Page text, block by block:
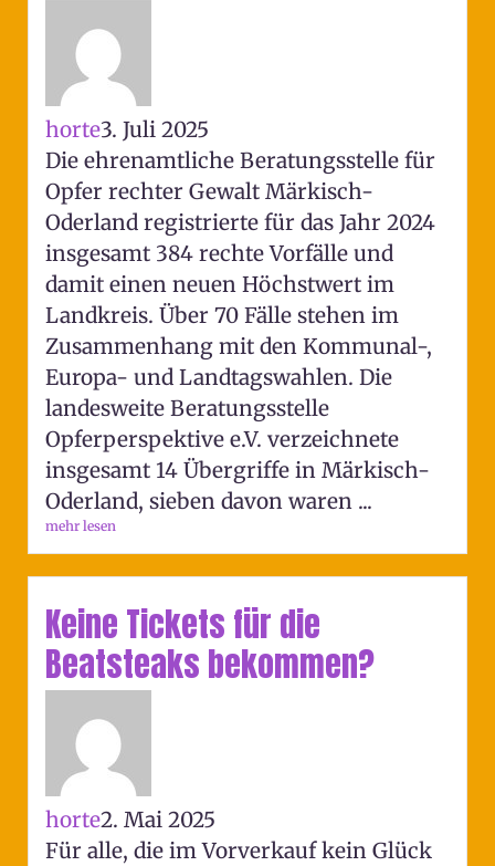
horte3. Juli 2025
Die ehrenamtliche Beratungsstelle für
Opfer rechter Gewalt Märkisch-
Oderland registrierte für das Jahr 2024
insgesamt 384 rechte Vorfälle und
damit einen neuen Höchstwert im
Landkreis. Über 70 Fälle stehen im
Zusammenhang mit den Kommunal-,
Europa- und Landtagswahlen. Die
landesweite Beratungsstelle
Opferperspektive e.V. verzeichnete
insgesamt 14 Übergriffe in Märkisch-
Oderland, sieben davon waren ...
mehr lesen
Keine Tickets für die
Beatsteaks bekommen?
horte2. Mai 2025
Für alle, die im Vorverkauf kein Glück